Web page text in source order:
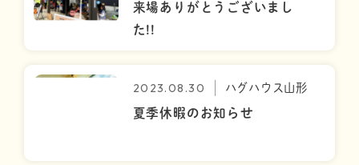
来場ありがとうございまし
た!!
2023.08.30 ハグハウス山形
夏季休暇のお知らせ